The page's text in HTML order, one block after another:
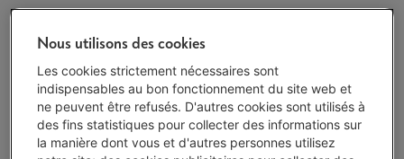
Dans 3-7 jours Voir le stock
€ 379,99
Oupayer par mois- Simulation
Attention, emprunter de l'argent coûte aussi de l'argent.
J'achète
Nous utilisons des cookies
Les cookies strictement nécessaires sont
indispensables au bon fonctionnement du site web et
ne peuvent être refusés. D'autres cookies sont utilisés à
des fins statistiques pour collecter des informations sur
la manière dont vous et d'autres personnes utilisez